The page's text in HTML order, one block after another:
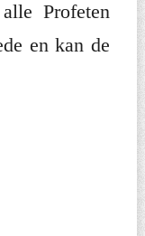
en kan de